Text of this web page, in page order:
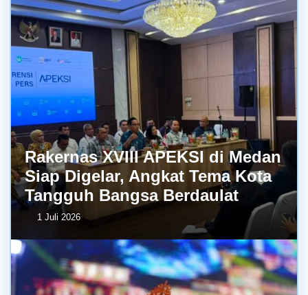
Rakernas XVIII APEKSI di Medan
Siap Digelar, Angkat Tema Kota
Tangguh Bangsa Berdaulat
1 Juli 2026